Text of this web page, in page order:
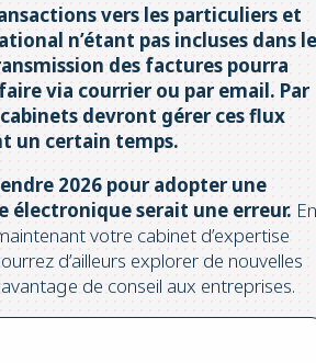
vers les particuliers et
n’étant pas incluses dans le
des factures pourra
via courrier ou par email. Par
devront gérer ces flux
un certain temps.
2026 pour adopter une
électronique serait une erreur. En
votre cabinet d’expertise
d’ailleurs explorer de nouvelles
de conseil aux entreprises.